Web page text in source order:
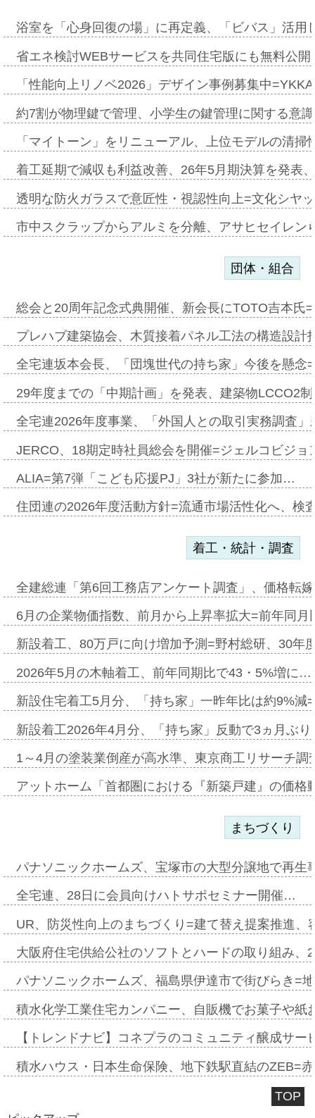
浴室を「心身回復の場」に再定義、「ビバス」活
省エネ検討WEBサービスを共同住宅版にも無料公
「性能向上リノベ2026」デザイン事例募集中
約7割が物理鍵で管理、小学生の鍵管理に関する意
「マイトーン」をリニューアル、上位モデルの清
着工延期で減収も利益改善、26年5月期決算を発表
透明な防火ガラスで意匠性・視認性向上=文化シヤ
市中スクラップからアルミを分離、アサヒセイレ
団体・組合
総会と20周年記念式典開催、新会長にTOTO吉本氏
プレハブ建築協会、木質接着パネル工法の構造設
全宅連坂本会長、「団塊世代の持ち家」今後を懸
29年度までの「中期計画」を発表、建築物LCCO2
全宅連2026年度事業、「外国人との取引実務調査
JERCO、18期定時社員総会を開催=ジェルコビジ
ALIA=第7弾「こども応援PJ」3社が新たに参加…
住団連の2026年度活動方針=流通市場活性化へ、検
着工・統計・調査
全建総連「第6回工務店アンケート調査」、価格転
6月の企業物価指数、前月から上昇率拡大=前年同
新設着工、80万戸に向け増加予測=野村総研、30年
2026年5月の木軸着工、前年同期比で43・5%増に…
新設住宅着工5月分、「持ち家」一昨年比は約9%
新設着工2026年4月分、「持ち家」反動で3ヵ月ぶ
1～4月の塗装業倒産が高水準、東京商工リサーチ
アットホーム「首都圏における『新築戸建』の価
まちづくり
パナソニックホームズ、宝塚市の大型分譲地で再
全宅連、28日に会員向けハトサポセミナー開催…
UR、防災性向上のまちづくり=建て替え提案推進
大阪府住宅供給公社のソフトとハードの取り組み
パナソニックホームズ、福島県伊達市で街びらき=
積水化学工業住宅カンパニー、自販機でお菓子や
【トレンドナビ】コネプラのコミュニティ醸成サ
積水ハウス・日本生命保険、地下鉄駅直結のZEB=
TOP